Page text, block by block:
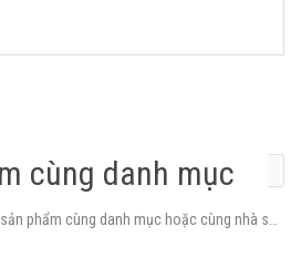
cùng danh mục